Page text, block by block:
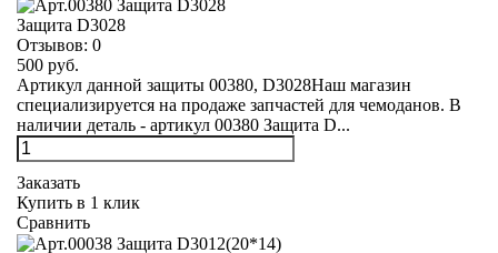
Защита D3028
Отзывов: 0
500 руб.
Артикул данной защиты 00380, D3028Наш магазин
специализируется на продаже запчастей для чемоданов. В
наличии деталь - артикул 00380 Защита D...
Заказать
Купить в 1 клик
Сравнить